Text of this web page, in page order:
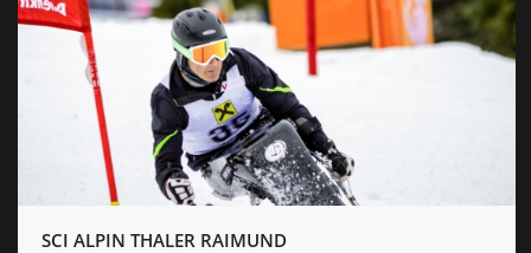
SCI ALPIN THALER RAIMUND